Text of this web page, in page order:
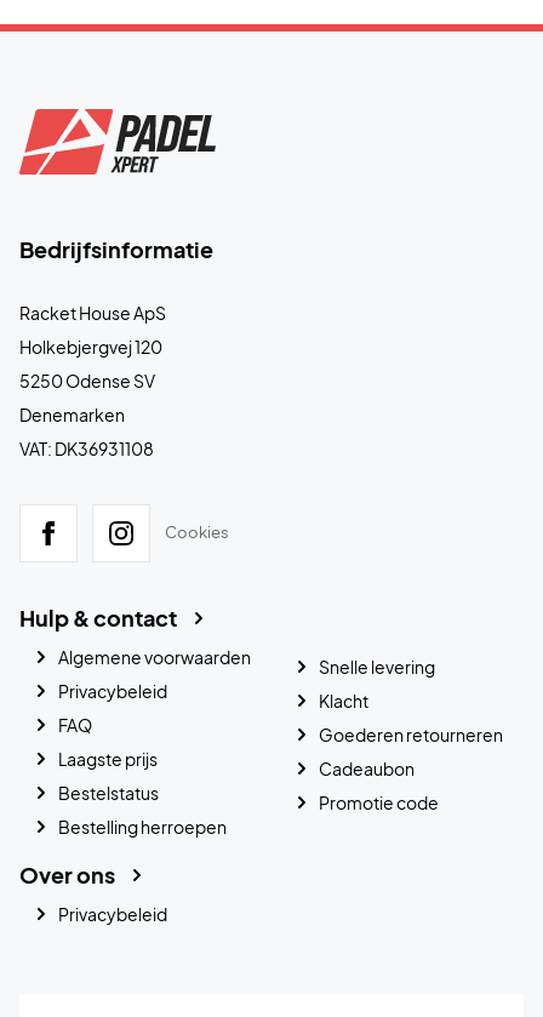
Bedrijfsinformatie
Racket House ApS
Holkebjergvej 120
5250 Odense SV
Denemarken
VAT: DK36931108
Cookies
Hulp & contact
Algemene voorwaarden
Privacybeleid
FAQ
Laagste prijs
Bestelstatus
Bestelling herroepen
Snelle levering
Klacht
Goederen retourneren
Cadeaubon
Promotie code
Over ons
Privacybeleid